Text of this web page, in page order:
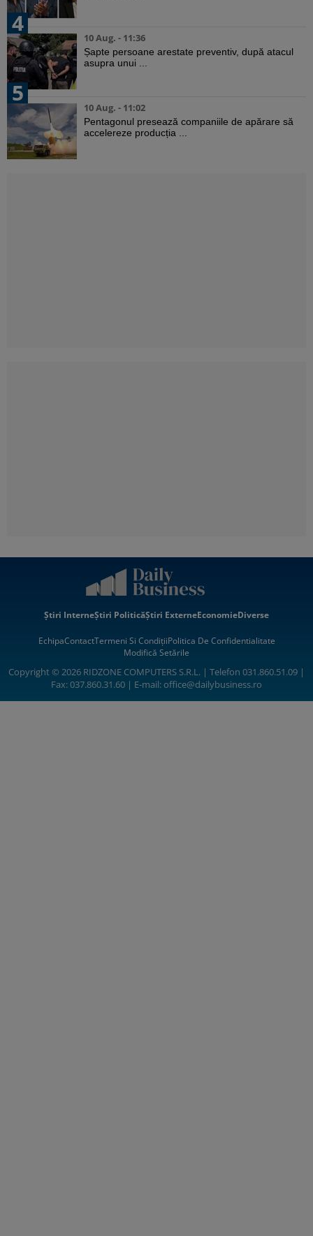
4
10 Aug. - 11:36
Șapte persoane arestate preventiv, după atacul
asupra unui ...
5
10 Aug. - 11:02
Pentagonul presează companiile de apărare să
accelereze producția ...
Știri InterneȘtiri PoliticăȘtiri ExterneEconomieDiverse
EchipaContactTermeni Si CondițiiPolitica De Confidentialitate
Modifică Setările
Copyright © 2026 RIDZONE COMPUTERS S.R.L. | Telefon 031.860.51.09 |
Fax: 037.860.31.60 | E-mail:office@dailybusiness.ro